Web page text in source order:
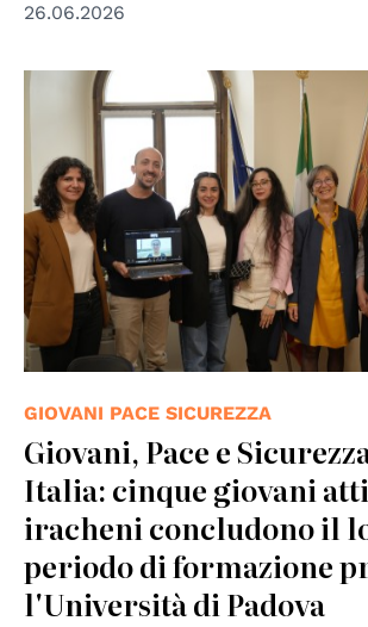
26.06.2026
GIOVANI PACE SICUREZZA
Giovani, Pace e
Italia: cinque giovani
iracheni concludono il
periodo di formazione
l'Università di Padova